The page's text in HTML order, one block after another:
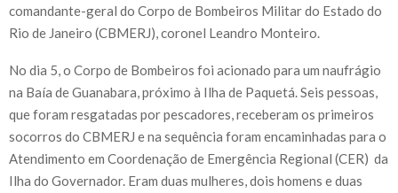
comandante-geral do Corpo de Bombeiros Militar do Estado do
Rio de Janeiro (CBMERJ), coronel Leandro Monteiro.
No dia 5, o Corpo de Bombeiros foi acionado para um naufrágio
na Baía de Guanabara, próximo à Ilha de Paquetá. Seis pessoas,
que foram resgatadas por pescadores, receberam os primeiros
socorros do CBMERJ e na sequência foram encaminhadas para o
Atendimento em Coordenação de Emergência Regional (CER) da
Ilha do Governador. Eram duas mulheres, dois homens e duas